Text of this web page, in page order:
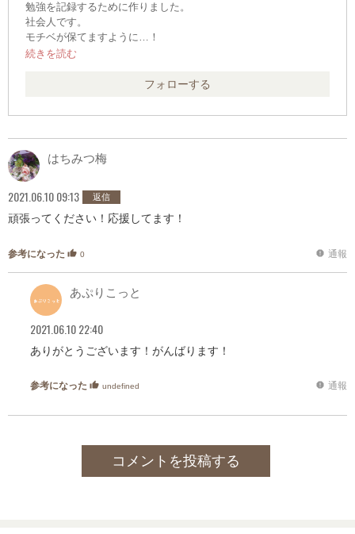
勉強を記録するために作りました。
社会人です。
モチベが保てますように…！
資格の勉強中の方、励まし合えたら嬉しいです！
FP3級
フォローする
はちみつ梅
2021.06.10 09:13 返信
頑張ってください！応援してます！
参考になった thumb_up 0 report 通報
あぷりこっと
2021.06.10 22:40
ありがとうございます！がんばります！
参考になった thumb_up undefined report 通報
コメントを投稿する